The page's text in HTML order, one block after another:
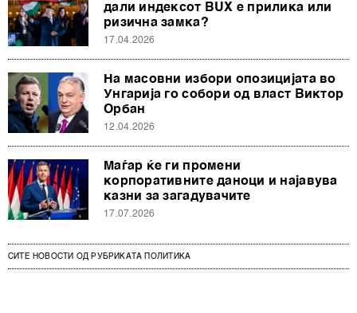
дали индексот BUX е прилика или
ризична замка?
17.04.2026
На масовни избори опозицијата во
Унгарија го собори од власт Виктор
Орбан
12.04.2026
Маѓар ќе ги промени
корпоративните даноци и најавува
казни за загадувачите
17.07.2026
СИТЕ НОВОСТИ ОД РУБРИКАТА ПОЛИТИКА